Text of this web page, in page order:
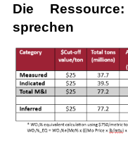
Die
sprechen